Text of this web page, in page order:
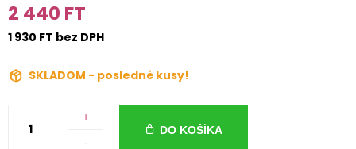
2 440 FT
1 930 FT bez DPH
SKLADOM - posledné kusy!
+
-
DO KOŠÍKA